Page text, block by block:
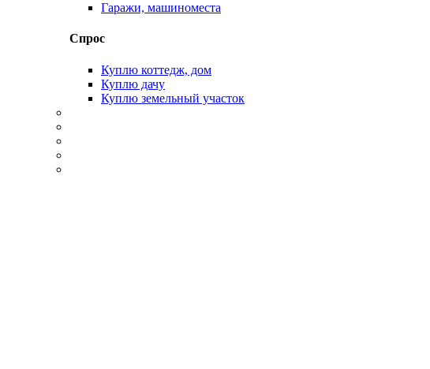
Гаражи, машиноместа
Спрос
Куплю коттедж, дом
Куплю дачу
Куплю земельный участок